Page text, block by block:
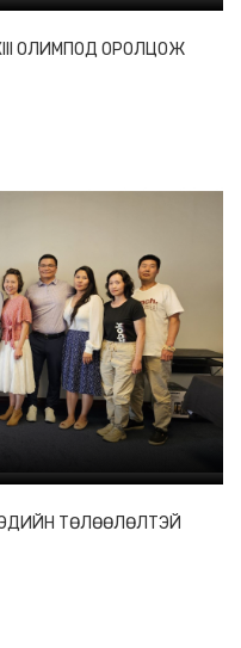
ОЛИМПОД ОРОЛЦОЖ
ТӨЛӨӨЛӨЛТЭЙ